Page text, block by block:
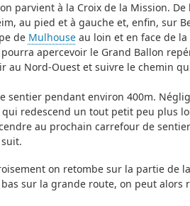
parvient à la Croix de la Mission.
au pied et à gauche et, enfin, sur
de Mulhouseau loin et en face de la
apercevoir le Grand Ballon
au Nord-Ouest et suivre le chemin
sentier pendant environ 400m.
redescend un tout petit peu plus
au prochain carrefour de
on retombe sur la partie de
sur la grande route, on peut